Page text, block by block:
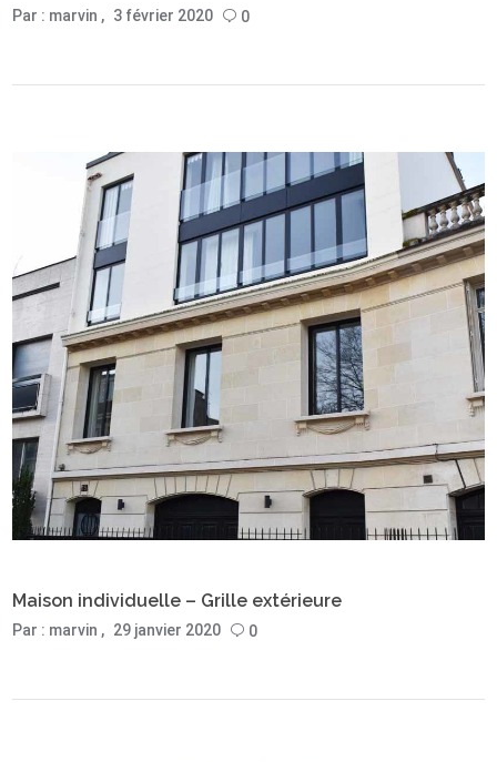
Par : marvin 3 février 2020 0
Maison individuelle – Grille extérieure
Par : marvin 29 janvier 2020 0